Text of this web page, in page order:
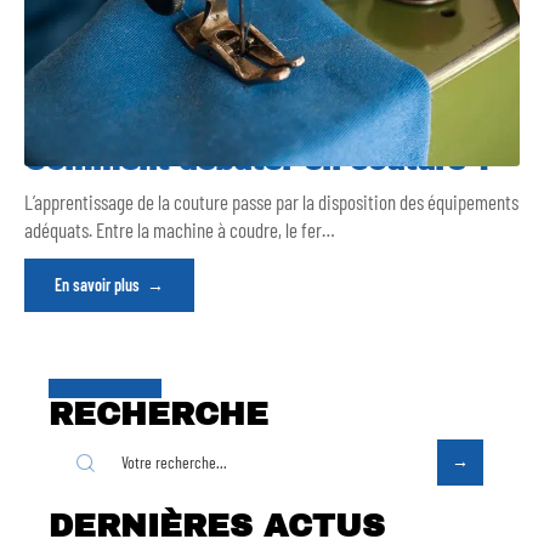
Comment débuter en couture ?
L’apprentissage de la couture passe par la disposition des équipements
adéquats. Entre la machine à coudre, le fer…
En savoir plus
RECHERCHE
DERNIÈRES ACTUS